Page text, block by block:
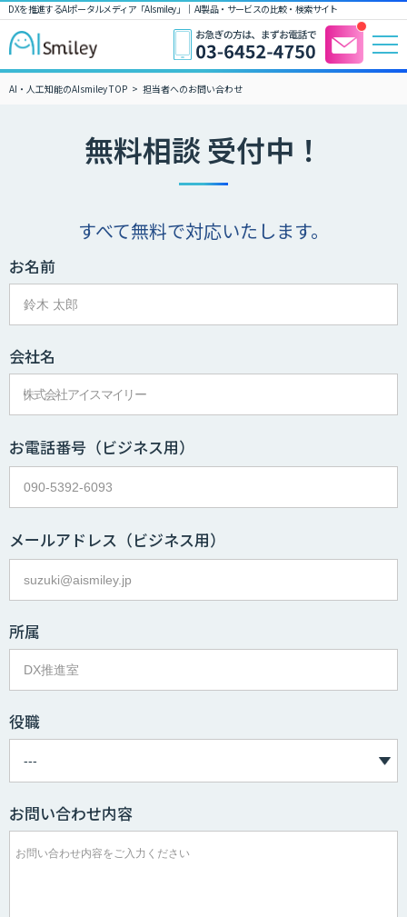
DXを推進するAIポータルメディア「AIsmiley」｜ AI製品・サービスの比較・検索サイト
AI・人工知能のAIsmiley TOP 担当者へのお問い合わせ
無料相談 受付中！
すべて無料で対応いたします。
お名前
会社名
お電話番号 （ビジネス用）
メールアドレス （ビジネス用）
所属
役職
お問い合わせ内容